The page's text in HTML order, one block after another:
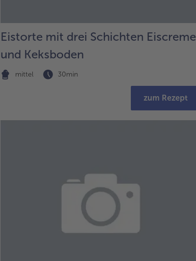
Eistorte mit drei Schichten Eiscreme
und Keksboden
mittel 30min
zum Rezept